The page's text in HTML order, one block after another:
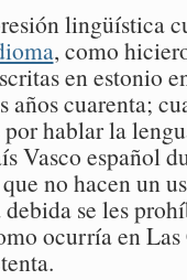
lingüística
, como
en estonio
años cuarenta;
hablar la
Vasco español
no hacen un
se les
ocurría en Las